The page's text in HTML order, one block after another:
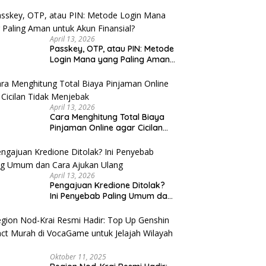
April 13, 2026
Passkey, OTP, atau PIN: Metode
Login Mana yang Paling Aman
April 13, 2026
Cara Menghitung Total Biaya
Pinjaman Online agar Cicilan
April 13, 2026
Pengajuan Kredione Ditolak?
Ini Penyebab Paling Umum dan
Oktober 11, 2025